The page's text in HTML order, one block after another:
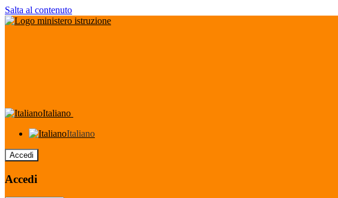
Salta al contenuto
Italiano
Italiano
Accedi
Accedi